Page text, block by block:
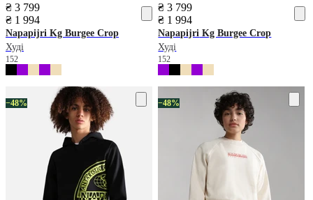
₴ 3 799
₴ 1 994
Napapijri Kg Burgee Crop
Худі
152
₴ 3 799
₴ 1 994
Napapijri Kg Burgee Crop
Худі
152
−48% −48%